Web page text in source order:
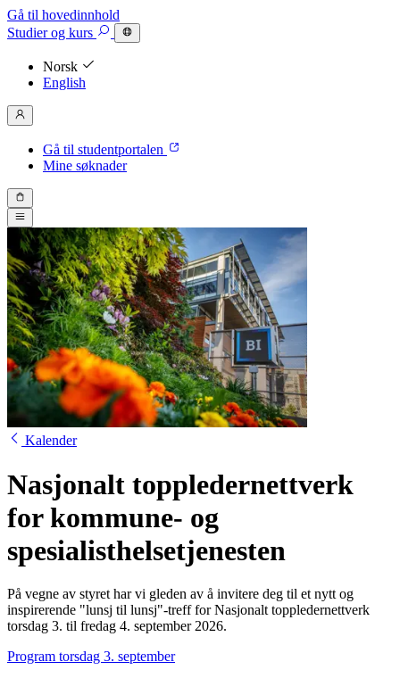
Gå til hovedinnhold
Studierog kurs
Norsk
English
Gå til studentportalen
Mine søknader
Kalender
Nasjonalt toppledernettverk
for kommune- og
spesialisthelsetjenesten
På vegne av styret har vi gleden av å invitere deg til et nytt og
inspirerende "lunsj til lunsj"-treff for Nasjonalt toppledernettverk
torsdag 3. til fredag 4. september 2026.
Program torsdag 3. september